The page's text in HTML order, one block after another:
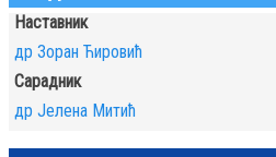
Наставник
др Зоран Ћировић
Сарадник
др Јелена Митић